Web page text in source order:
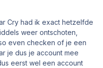
Cry had ik exact hetzelfde
weer ontschoten,
even checken of je een
je dus je account mee
eerst wel een account